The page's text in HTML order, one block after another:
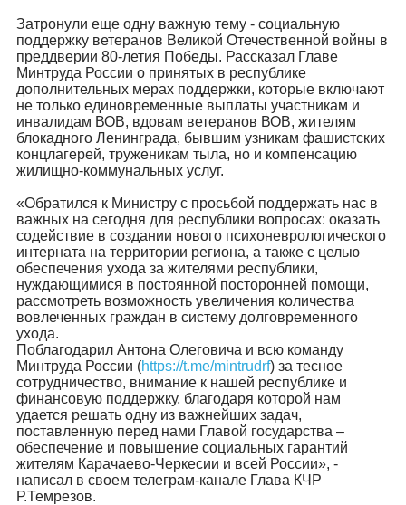
Затронули еще одну важную тему - социальную
поддержку ветеранов Великой Отечественной войны в
преддверии 80-летия Победы. Рассказал Главе
Минтруда России о принятых в республике
дополнительных мерах поддержки, которые включают
не только единовременные выплаты участникам и
инвалидам ВОВ, вдовам ветеранов ВОВ, жителям
блокадного Ленинграда, бывшим узникам фашистских
концлагерей, труженикам тыла, но и компенсацию
жилищно-коммунальных услуг.
«Обратился к Министру с просьбой поддержать нас в
важных на сегодня для республики вопросах: оказать
содействие в создании нового психоневрологического
интерната на территории региона, а также с целью
обеспечения ухода за жителями республики,
нуждающимися в постоянной посторонней помощи,
рассмотреть возможность увеличения количества
вовлеченных граждан в систему долговременного
ухода.
Поблагодарил Антона Олеговича и всю команду
Минтруда России (https://t.me/mintrudrf) за тесное
сотрудничество, внимание к нашей республике и
финансовую поддержку, благодаря которой нам
удается решать одну из важнейших задач,
поставленную перед нами Главой государства –
обеспечение и повышение социальных гарантий
жителям Карачаево-Черкесии и всей России», -
написал в своем телеграм-канале Глава КЧР
Р.Темрезов.